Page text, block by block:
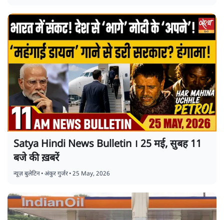
Satya Hindi News Bulletin । 25 मई, सुबह 11
बजे की ख़बरें
न्यूज़ बुलेटिन•अंकुर गुर्जर•25 May, 2026